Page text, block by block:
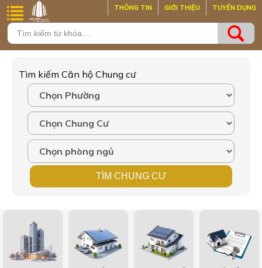
THÔNG TIN GIỚI THIỆU TUYỂN DỤNG
Tìm kiếm Căn hộ Chung cư